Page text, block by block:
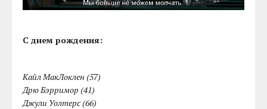
C днем рождения:
Кайл МакЛоклен (57)
Дрю Бэрримор (41)
Джули Уолтерс (66)